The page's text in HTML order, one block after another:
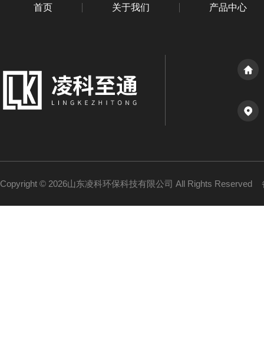
首页 关于我们 产品中心
Copyright © 2026山东凌科环保科技有限公司 All Rights Reserved